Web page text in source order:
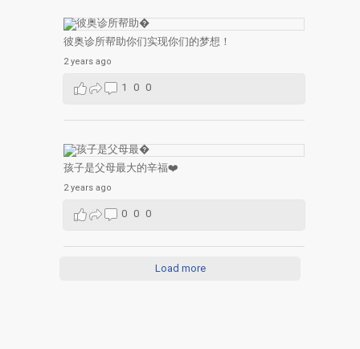
彼奥诊所帮助你们实现你们的梦想！
2 years ago
1 0 0
孩子是父母最大的辛福❤️
2 years ago
0 0 0
Load more